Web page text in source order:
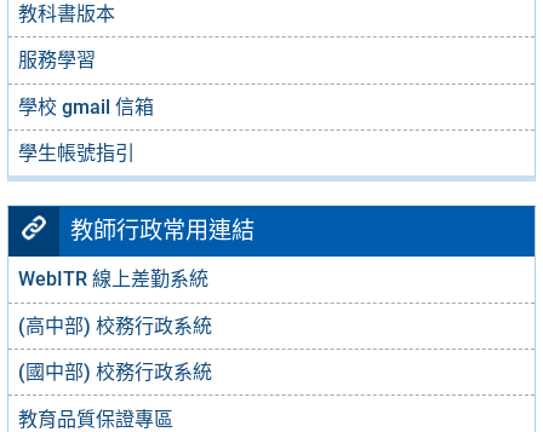
教科書版本
服務學習
學校 gmail 信箱
學生帳號指引
教師行政常用連結
WebITR 線上差勤系統
(高中部) 校務行政系統
(國中部) 校務行政系統
教育品質保證專區